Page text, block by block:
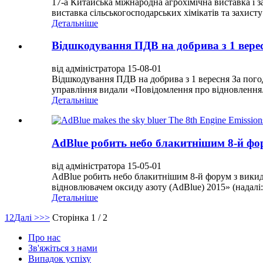
виставка сільськогосподарських хімікатів та
Детальніше
Відшкодування ПДВ на добрива з 1
від адміністратора 15-08-01
Відшкодування ПДВ на добрива з 1 вересня За
управління видали «Повідомлення про
Детальніше
AdBlue робить небо блакитнішим 8-й
від адміністратора 15-05-01
AdBlue робить небо блакитнішим 8-й форум з
відновлювачем оксиду азоту (AdBlue) 2015»
Детальніше
1 2Далі >>> Сторінка 1 / 2
Про нас
Зв'яжіться з нами
Випадок успіху